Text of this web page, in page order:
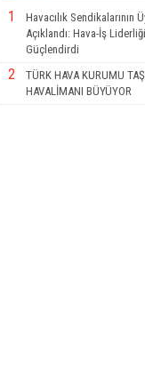
1
Havacılık Sendikalarının
Açıklandı: Hava-İş
Güçlendirdi
2
TÜRK HAVA KURUMU
HAVALİMANI BÜYÜYOR